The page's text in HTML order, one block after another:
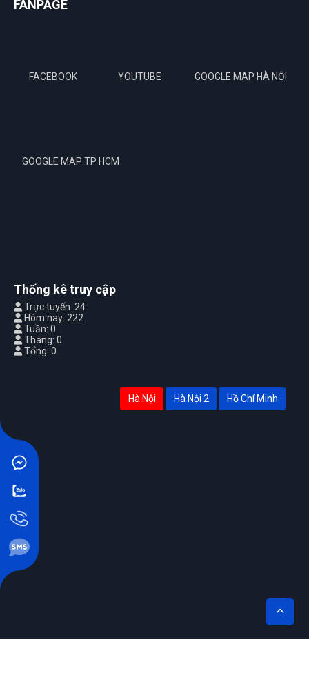
FANPAGE
FACEBOOK YOUTUBE GOOGLE MAP HÀ NỘI
GOOGLE MAP TP HCM
Thống kê truy cập
Trực tuyến: 24
Hôm nay: 222
Tuần: 0
Tháng: 0
Tổng: 0
Hà Nội Hà Nội 2 Hồ Chí Minh